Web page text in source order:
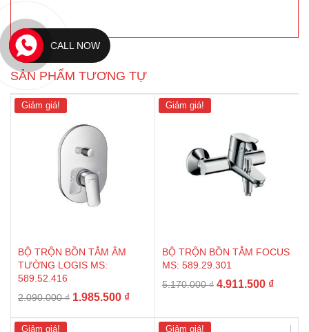
SẢN PHẨM TƯƠNG TỰ
Giảm giá!
BỘ TRỘN BỒN TẮM ÂM
TƯỜNG LOGIS MS:
589.52.416
2.090.000₫ Giá
1.985.500 ₫Giá
Giảm giá!
BỘ TRỘN BỒN TẮM FOCUS
MS: 589.29.301
5.170.000₫ Giá
4.911.500 ₫Giá
Giảm giá! Giảm giá!
CALL NOW